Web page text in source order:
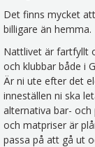
Det finns mycket
billigare än hemma.
Nattlivet är fartfyllt
och klubbar både i
Är ni ute efter det
inneställen ni ska
alternativa bar- och
och matpriser är
passa på att gå ut